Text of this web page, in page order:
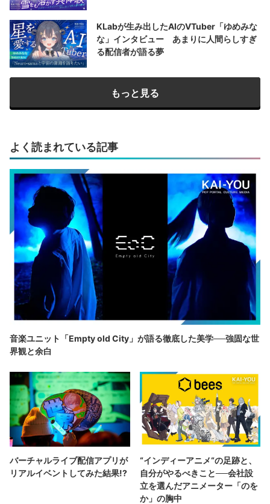
KLabが生み出したAIのVTuber「ゆめみな
な」インタビュー あまりに人間らしすぎ
る配信者が語る夢
もっと見る
よく読まれている記事
音楽ユニット「Empty old City」が語る徹底した美学──強固な世
界観と余白
バーチャルライブ配信アプリが
リアルイベントしてみた結果!?
“インディーアニメ“の足跡と、
自分がやるべきこと──会社設
立を選んだアニメーター「のを
か」の胸中